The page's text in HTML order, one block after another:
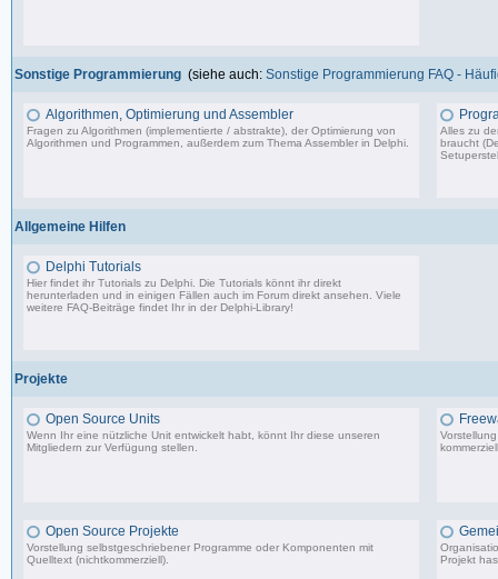
Sonstige Programmierung (siehe auch: Sonstige Programmierung FAQ -
Algorithmen, Optimierung und Assembler
Fragen zu Algorithmen (implementierte / abstrakte), der Optimierung von
Algorithmen und Programmen, außerdem zum Thema Assembler in Delphi.
Alles zu
braucht
Allgemeine Hilfen
Delphi Tutorials
Hier findet ihr Tutorials zu Delphi. Die Tutorials könnt ihr direkt
herunterladen und in einigen Fällen auch im Forum direkt ansehen. Viele
weitere FAQ-Beiträge findet Ihr in der Delphi-Library!
Projekte
Open Source Units
Wenn Ihr eine nützliche Unit entwickelt habt, könnt Ihr diese unseren
Mitgliedern zur Verfügung stellen.
Open Source Projekte
Vorstellung selbstgeschriebener Programme oder Komponenten mit
Quelltext (nichtkommerziell).
Projekt